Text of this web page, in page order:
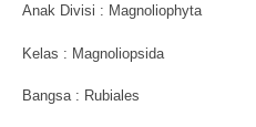
Anak Divisi : Magnoliophyta
Kelas : Magnoliopsida
Bangsa : Rubiales